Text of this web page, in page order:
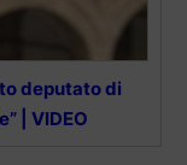
deputato di
| VIDEO